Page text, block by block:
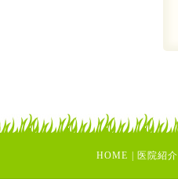
HOME 医院紹介